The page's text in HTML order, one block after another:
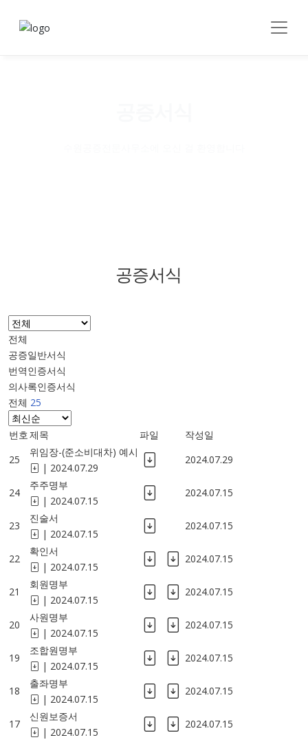
공증서식
전체
공증일반서식
번역인증서식
의사록인증서식
전체 25
번호제목 파일
작성일
25
위임장-(준소비대차) 예시
| 2024.07.29
2024.07.29
24
주주명부
| 2024.07.15
2024.07.15
23
진술서
| 2024.07.15
2024.07.15
22
확인서
| 2024.07.15
2024.07.15
21
회원명부
| 2024.07.15
2024.07.15
20
사원명부
| 2024.07.15
2024.07.15
19
조합원명부
| 2024.07.15
2024.07.15
18
출좌명부
| 2024.07.15
2024.07.15
17
신원보증서
| 2024.07.15
2024.07.15